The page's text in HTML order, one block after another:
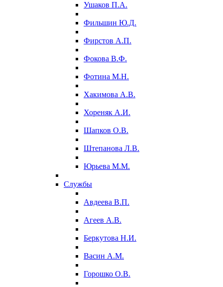
Ушаков П.А.
Фильшин Ю.Д.
Фирстов А.П.
Фокова В.Ф.
Фотина М.Н.
Хакимова А.В.
Хореняк А.И.
Шапков О.В.
Штепанова Л.В.
Юрьева М.М.
Службы
Авдеева В.П.
Агеев А.В.
Беркутова Н.И.
Васин А.М.
Горошко О.В.